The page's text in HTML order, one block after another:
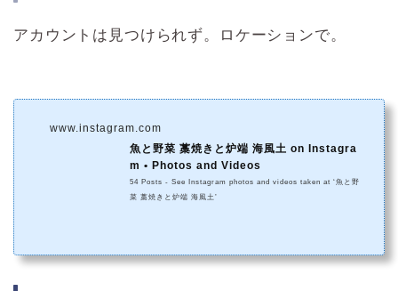
アカウントは見つけられず。ロケーションで。
www.instagram.com
魚と野菜 藁焼きと炉端 海風土 on Instagra
m • Photos and Videos
54 Posts - See Instagram photos and videos taken at ‘魚と野
菜 藁焼きと炉端 海風土’